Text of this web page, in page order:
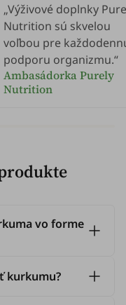
„Výživové doplnky
Nutrition sú skvelou
voľbou pre
podporu organizmu.“
Ambasádorka Purely
Nutrition
vo forme
kurkumu?